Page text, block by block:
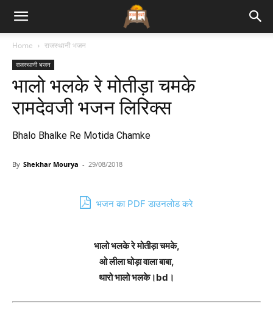
Bhajan
Lyrics
Home राजस्थानी भजन
राजस्थानी भजन
भालो भलके रे मोतीड़ा चमके
रामदेवजी भजन लिरिक्स
Bhalo Bhalke Re Motida Chamke
By Shekhar Mourya - 29/08/2018
भजन का PDF डाउनलोड करे
भालो भलके रे मोतीड़ा चमके,
ओ लीला घोड़ा वाला बाबा,
थारो भालो भलके।bd।